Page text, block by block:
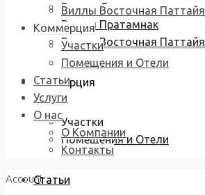
Виллы Джомтьен
Виллы Пратамнак
Виллы Восточная Паттайя
Коммерция
Участки
Помещения и Отели
Статьи
Виллы Восточная Паттайя
Коммерция
Участки
Помещения и Отели
Статьи
Услуги
О нас
О Компании
Контакты
Account